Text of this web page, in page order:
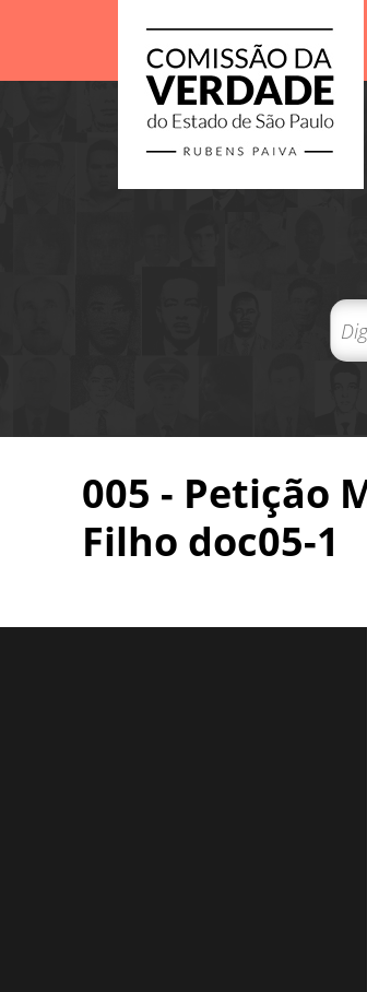
005 - Petição
Filho doc05-1